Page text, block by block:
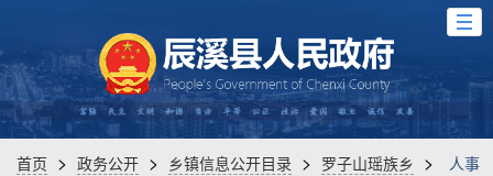
首页 > 政务公开 > 乡镇信息公开目录 > 罗子山瑶族乡 >
人事